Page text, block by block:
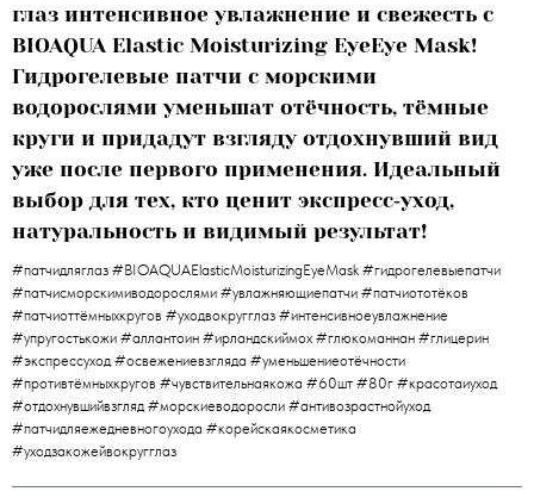
глаз интенсивное увлажнение и свежесть с
BIOAQUA Elastic Moisturizing EyeEye Mask!
Гидрогелевые патчи с морскими
водорослями уменьшат отёчность, тёмные
круги и придадут взгляду отдохнувший вид
уже после первого применения. Идеальный
выбор для тех, кто ценит экспресс‑уход,
натуральность и видимый результат!
#патчидляглаз #BIOAQUAElasticMoisturizingEyeMask #гидрогелевыепатчи
#патчисморскимиводорослями #увлажняющиепатчи #патчиототёков
#патчиоттёмныхкругов #уходвокругглаз #интенсивноеувлажнение
#упругостькожи #аллантоин #ирландскиймох #глюкоманнан #глицерин
#экспрессуход #освежениевзгляда #уменьшениеотёчности
#противтёмныхкругов #чувствительнаякожа #60шт #80г #красотаиуход
#отдохнувшийвзгляд #морскиеводоросли #антивозрастнойуход
#патчидляежедневногоухода #корейскаякосметика
#уходзакожейвокругглаз